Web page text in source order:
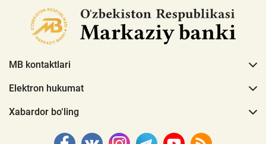
MB kontaktlari
Elektron hukumat
Xabardor bo‘ling